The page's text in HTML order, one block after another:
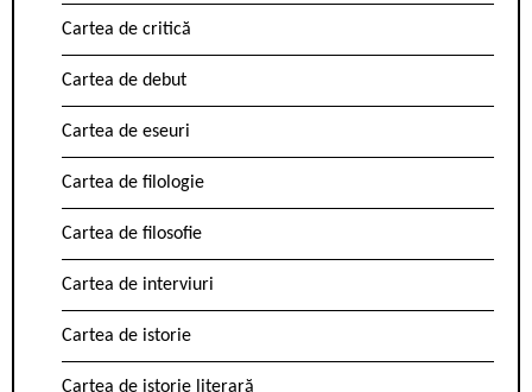
Cartea de critică
Cartea de debut
Cartea de eseuri
Cartea de filologie
Cartea de filosofie
Cartea de interviuri
Cartea de istorie
Cartea de istorie literară